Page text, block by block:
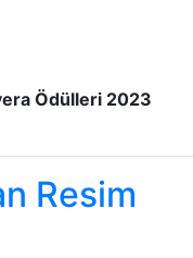
Ödülleri 2023
Resim